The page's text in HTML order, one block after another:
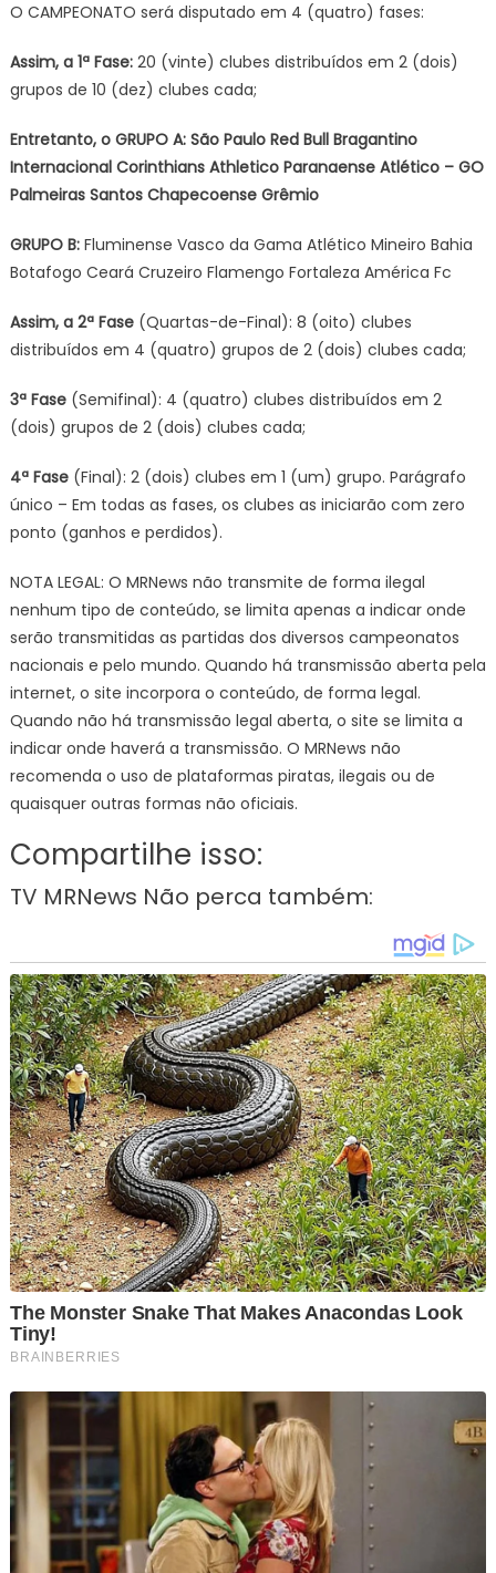
O CAMPEONATO será disputado em 4 (quatro) fases:
Assim, a 1ª Fase:20 (vinte) clubes distribuídos em 2 (dois)
grupos de 10 (dez) clubes cada;
Entretanto, o GRUPO A: São Paulo Red Bull Bragantino
Internacional Corinthians Athletico Paranaense Atlético – GO
Palmeiras Santos Chapecoense Grêmio
GRUPO B:Fluminense Vasco da Gama Atlético Mineiro Bahia
Botafogo Ceará Cruzeiro Flamengo Fortaleza América Fc
Assim, a 2ª Fase(Quartas-de-Final): 8 (oito) clubes
distribuídos em 4 (quatro) grupos de 2 (dois) clubes cada;
3ª Fase(Semifinal): 4 (quatro) clubes distribuídos em 2
(dois) grupos de 2 (dois) clubes cada;
4ª Fase(Final): 2 (dois) clubes em 1 (um) grupo. Parágrafo
único – Em todas as fases, os clubes as iniciarão com zero
ponto (ganhos e perdidos).
NOTA LEGAL: O MRNews não transmite de forma ilegal
nenhum tipo de conteúdo, se limita apenas a indicar onde
serão transmitidas as partidas dos diversos campeonatos
nacionais e pelo mundo. Quando há transmissão aberta pela
internet, o site incorpora o conteúdo, de forma legal.
Quando não há transmissão legal aberta, o site se limita a
indicar onde haverá a transmissão. O MRNews não
recomenda o uso de plataformas piratas, ilegais ou de
quaisquer outras formas não oficiais.
Compartilhe isso:
TV MRNews Não perca também: